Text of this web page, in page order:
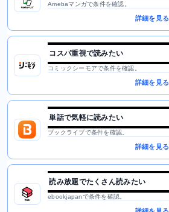
Amebaマンガで条件を確認。
詳細を見る
コスパ重視で読みたい
コミックシーモアで条件を確認。
詳細を見る
単話で気軽に読みたい
ブックライブで条件を確認。
詳細を見る
読み放題でたくさん読みたい
ebookjapanで条件を確認。